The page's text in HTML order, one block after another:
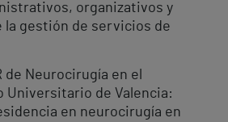
organizativos y
la gestión de servicios de
de Neurocirugía en el
Universitario de Valencia:
en neurocirugía en